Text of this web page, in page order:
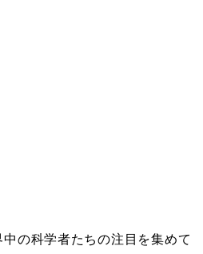
の科学者たちの注目を集めて